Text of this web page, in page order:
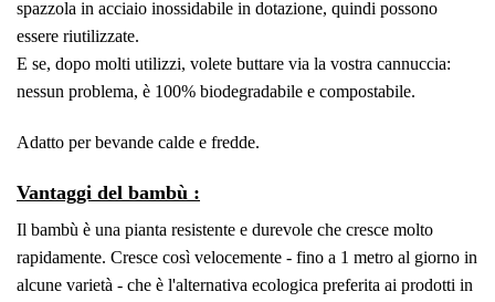
spazzola in acciaio inossidabile in dotazione, quindi possono
essere riutilizzate.
E se, dopo molti utilizzi, volete buttare via la vostra cannuccia:
nessun problema, è 100% biodegradabile e compostabile.
Adatto per bevande calde e fredde.
Vantaggi del bambù :
Il bambù è una pianta resistente e durevole che cresce molto
rapidamente. Cresce così velocemente - fino a 1 metro al giorno in
alcune varietà - che è l'alternativa ecologica preferita ai prodotti in